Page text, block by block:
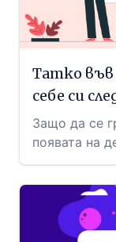
Татко във
себе си
Защо да се
появата на